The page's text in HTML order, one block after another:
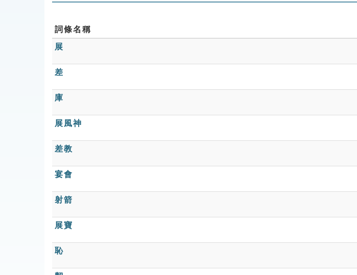
詞條名稱
展
差
庫
展風神
差教
宴會
射箭
展寶
恥